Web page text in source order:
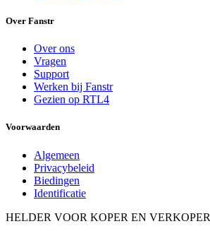
Over Fanstr
Over ons
Vragen
Support
Werken bij Fanstr
Gezien op RTL4
Voorwaarden
Algemeen
Privacybeleid
Biedingen
Identificatie
HELDER VOOR KOPER EN VERKOPER